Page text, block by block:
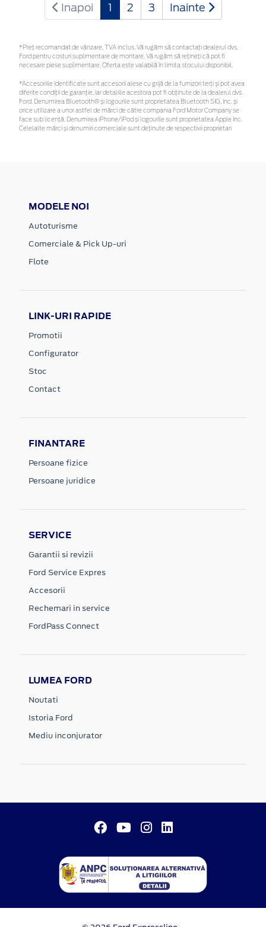
Inapoi 1 2 3 Inainte
*Preţ recomandat de vânzare, TVA inclus. Vă rugăm să contactaţi dealerul dvs.
Ford pentru costuri suplimentare de montare. Vă rugăm să rețineți că pot fi
necesare piese suplimentare. Oferta este valabilă în limita stocului disponibil.
*Accesoriile identificate sunt accesorii alese cu grijă de la furnizori terți și pot avea
diferite condiții de garanție, iar detaliile acestora pot fi obținute de la dealerul dvs.
Ford. Denumirea Bluetooth® și logourile sunt proprietatea Bluetooth SIG, Inc. și
orice utilizare a unor astfel de mărci de către compania Ford Motor Company se
face sub licență. Denumirea iPhone/iPod și logourile sunt proprietatea Apple Inc.
Celelalte mărci și denumiri comerciale sunt deținute de respectivii proprietari
MODELE NOI
Autoturisme
Comerciale & Pick Up-uri
Flote
LINK-URI RAPIDE
Promotii
Configurator
Stoc
Contact
FINANTARE
Persoane fizice
Persoane juridice
SERVICE
Garantii si revizii
Ford Service Expres
Accesorii
Rechemari in service
FordPass Connect
LUMEA FORD
Noutati
Istoria Ford
Mediu inconjurator